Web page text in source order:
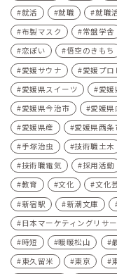
就活
就職 就職
布製マスク
常盤学舎
恋ぽい
悟空のきもち
愛媛サウナ
愛媛プロ
愛媛県スイーツ
愛
愛媛県今治市
愛媛県
愛媛県産
愛媛県西条
手塚治虫
技術職土木
技術職電気
採用活動
教育
文化 文化
新宿駅
新潮文庫
日本マーケティングリサ
時短
暖暖松山
東久留米
東京